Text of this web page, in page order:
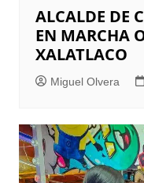
ALCALDE DE
EN MARCHA
XALATLACO
Miguel Olvera